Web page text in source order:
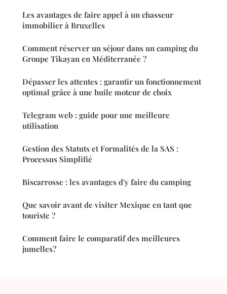
Les avantages de faire appel à un chasseur
immobilier à Bruxelles
Comment réserver un séjour dans un camping du
Groupe Tikayan en Méditerranée ?
Dépasser les attentes : garantir un fonctionnement
optimal grâce à une huile moteur de choix
Telegram web : guide pour une meilleure
utilisation
Gestion des Statuts et Formalités de la SAS :
Processus Simplifié
Biscarrosse : les avantages d'y faire du camping
Que savoir avant de visiter Mexique en tant que
touriste ?
Comment faire le comparatif des meilleures
jumelles?